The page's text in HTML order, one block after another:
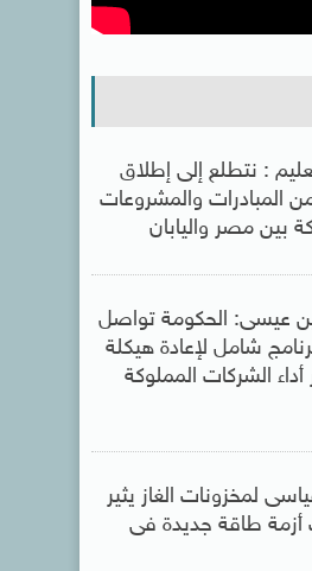
: نتطلع إلى إطلاق
المبادرات والمشروعات
بين مصر واليابان
عيسى: الحكومة تواصل
شامل لإعادة هيكلة
الشركات المملوكة
لمخزونات الغاز يثير
طاقة جديدة فى